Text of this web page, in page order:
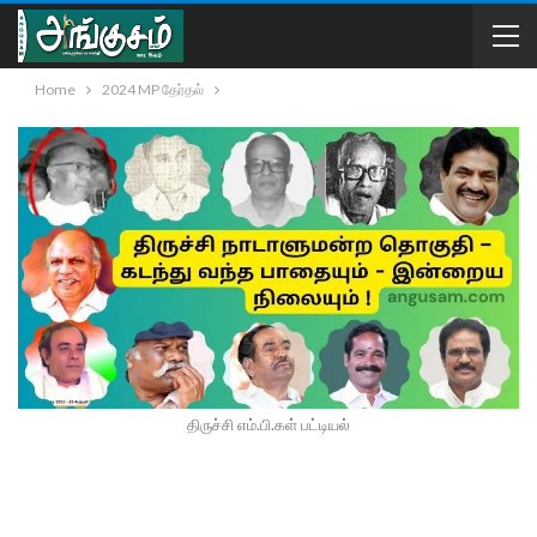
Home 2024 MP தேர்தல்
திருச்சி எம்.பி.கள் பட்டியல்